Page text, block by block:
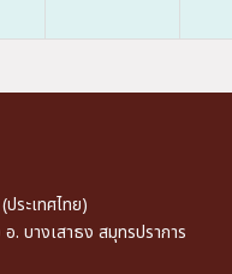
ระเทศไทย)
. บางเสาธง สมุทรปราการ